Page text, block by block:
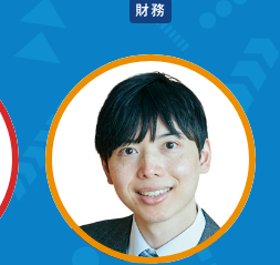
財務